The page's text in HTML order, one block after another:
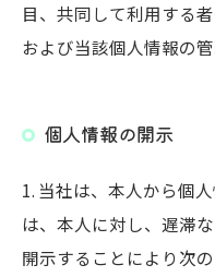
目、共同して利用する
および当該個人情報の
個人情報の開示
1. 当社は、本人から個
は、本人に対し、遅滞
開示することにより次